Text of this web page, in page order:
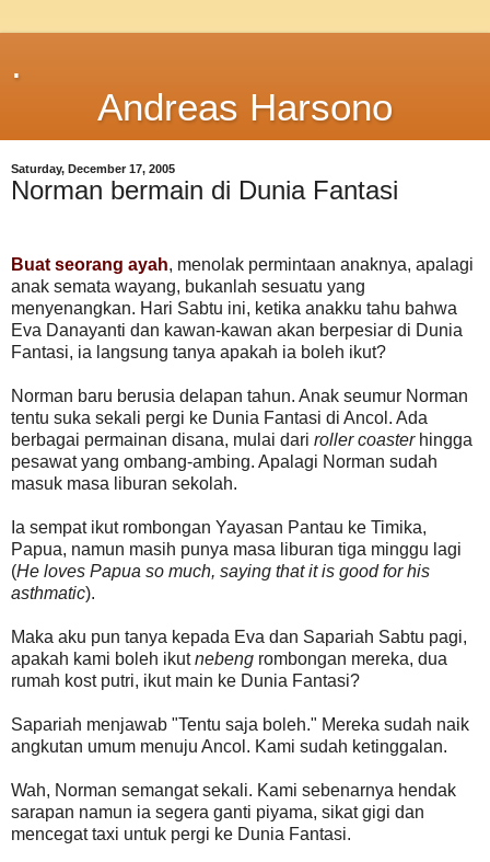
.
Andreas Harsono
Saturday, December 17, 2005
Norman bermain di Dunia Fantasi
Buat seorang ayah, menolak permintaan anaknya, apalagi
anak semata wayang, bukanlah sesuatu yang
menyenangkan. Hari Sabtu ini, ketika anakku tahu bahwa
Eva Danayanti dan kawan-kawan akan berpesiar di Dunia
Fantasi, ia langsung tanya apakah ia boleh ikut?
Norman baru berusia delapan tahun. Anak seumur Norman
tentu suka sekali pergi ke Dunia Fantasi di Ancol. Ada
berbagai permainan disana, mulai dari roller coasterhingga
pesawat yang ombang-ambing. Apalagi Norman sudah
masuk masa liburan sekolah.
Ia sempat ikut rombongan Yayasan Pantau ke Timika,
Papua, namun masih punya masa liburan tiga minggu lagi
(He loves Papua so much, saying that it is good for his
asthmatic).
Maka aku pun tanya kepada Eva dan Sapariah Sabtu pagi,
apakah kami boleh ikutnebeng rombongan mereka, dua
rumah kost putri, ikut main ke Dunia Fantasi?
Sapariah menjawab "Tentu saja boleh." Mereka sudah naik
angkutan umum menuju Ancol. Kami sudah ketinggalan.
Wah, Norman semangat sekali. Kami sebenarnya hendak
sarapan namun ia segera ganti piyama, sikat gigi dan
mencegat taxi untuk pergi ke Dunia Fantasi.